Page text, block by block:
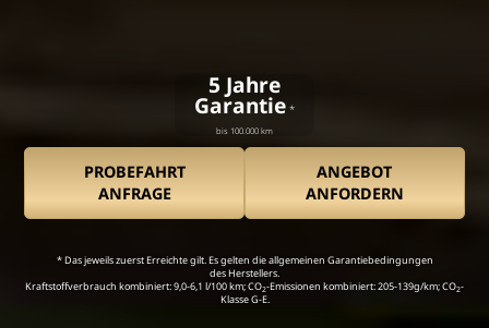
* Das jeweils zuerst Erreichte gilt. Es gelten die allgemeinen Garantiebedingungen
des Herstellers.
Kraftstoffverbrauch kombiniert: 9,0-6,1 l/100 km;CO2-Emissionen kombiniert: 205-139g/km; CO2-
Klasse G-E.
PROBEFAHRT
ANFRAGE
ANGEBOT
ANFORDERN
5 Jahre
Garantie*
bis 100.000 km